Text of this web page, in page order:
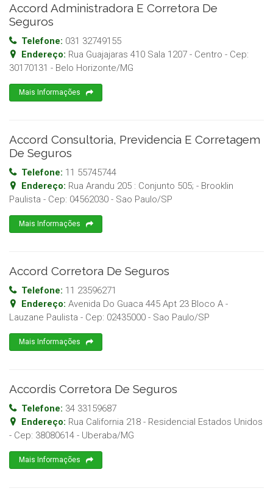
Accord Administradora E Corretora De
Seguros
Telefone: 031 32749155
Endereço: Rua Guajajaras 410 Sala 1207 - Centro - Cep:
30170131 - Belo Horizonte/MG
Mais Informações
Accord Consultoria, Previdencia E Corretagem
De Seguros
Telefone: 11 55745744
Endereço: Rua Arandu 205 : Conjunto 505; - Brooklin
Paulista - Cep: 04562030 - Sao Paulo/SP
Mais Informações
Accord Corretora De Seguros
Telefone: 11 23596271
Endereço: Avenida Do Guaca 445 Apt 23 Bloco A -
Lauzane Paulista - Cep: 02435000 - Sao Paulo/SP
Mais Informações
Accordis Corretora De Seguros
Telefone: 34 33159687
Endereço: Rua California 218 - Residencial Estados Unidos
- Cep: 38080614 - Uberaba/MG
Mais Informações